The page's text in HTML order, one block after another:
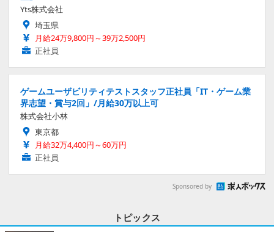
Yts株式会社
埼玉県
月給24万9,800円～39万2,500円
正社員
ゲームユーザビリティテストスタッフ正社員「IT・ゲーム業
界志望・賞与2回」/月給30万以上可
株式会社小林
東京都
月給32万4,400円～60万円
正社員
Sponsored by
トピックス